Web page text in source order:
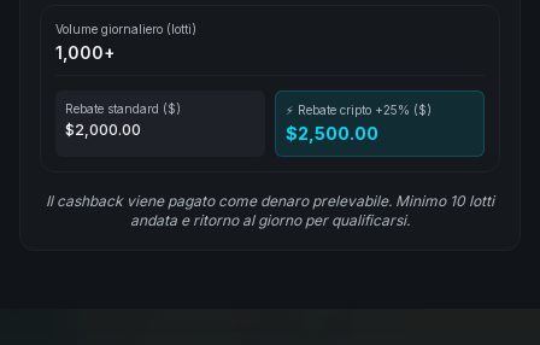
Volume giornaliero (lotti)
1,000+
Rebate standard ($)
$2,000.00
⚡ Rebate cripto +25% ($)
$2,500.00
Il cashback viene pagato come denaro prelevabile. Minimo 10 lotti
andata e ritorno al giorno per qualificarsi.